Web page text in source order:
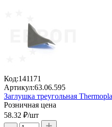
Код:141171
Артикул:63.06.595
Заглушка треугольная
Розничная цена
58.32 ₽/шт